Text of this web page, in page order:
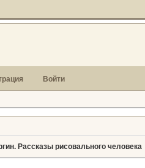
Войти
Рассказы рисовального человека